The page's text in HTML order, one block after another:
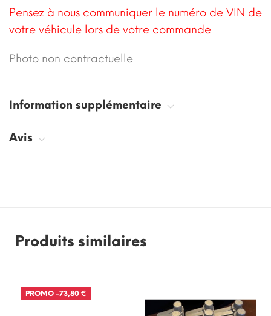
Pensez à nous communiquer le numéro de VIN de
votre véhicule lors de votre commande
Photo non contractuelle
Information supplémentaire
Avis
Produits similaires
PROMO -73,80 €